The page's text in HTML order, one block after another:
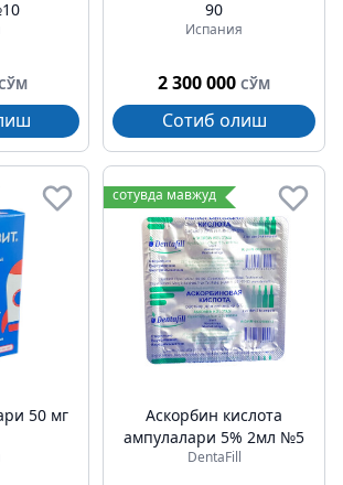
90
Испания
2 300 000 СЎМ
Сотиб олиш
50 мг
сотувда мавжуд
Аскорбин кислота
ампулалари 5% 2мл №5
DentaFill